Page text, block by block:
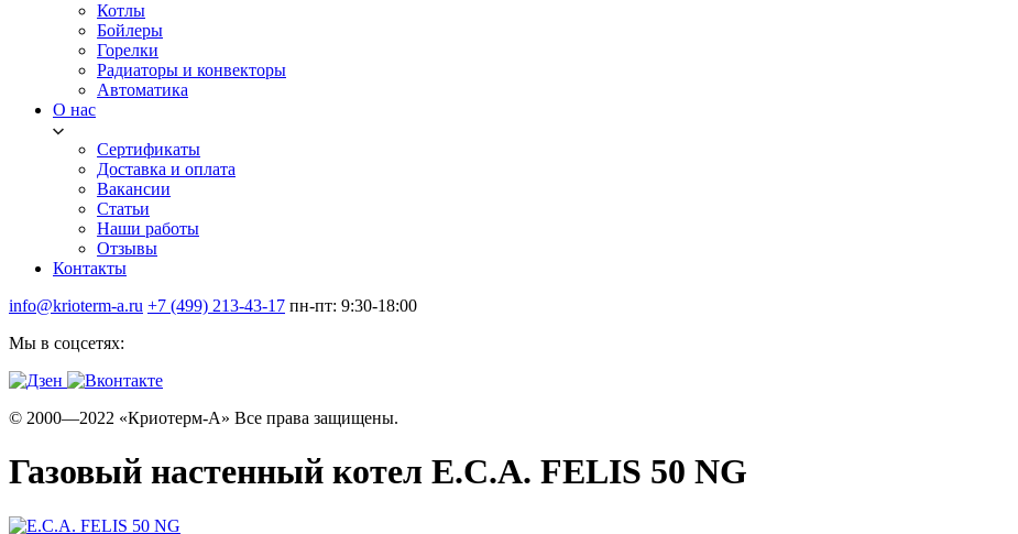
Котлы
Бойлеры
Горелки
Радиаторы и конвекторы
Автоматика
О нас
Сертификаты
Доставка и оплата
Вакансии
Статьи
Наши работы
Отзывы
Контакты
info@krioterm-a.ru +7 (499) 213-43-17 пн-пт: 9:30-18:00
Мы в соцсетях:
© 2000—2022 «Криотерм-А» Все права защищены.
Газовый настенный котел E.C.A. FELIS 50 NG